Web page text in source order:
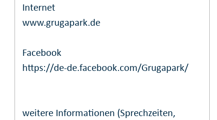
Internet
www.grugapark.de
Facebook
https://de-de.facebook.com/Grugapark/
weitere Informationen (Sprechzeiten,